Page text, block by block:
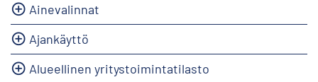
Ainevalinnat
Ajankäyttö
Alueellinen yritystoimintatilasto